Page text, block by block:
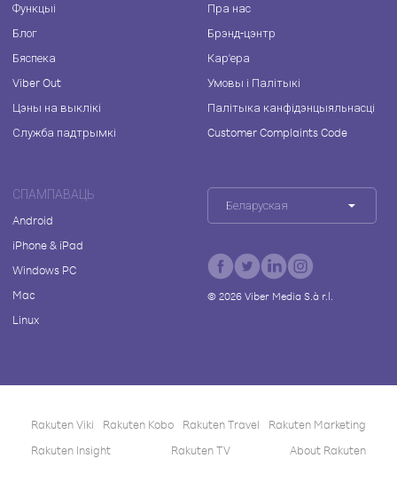
Функцыі
Блог
Бяспека
Viber Out
Цэны на выклікі
Служба падтрымкі
Пра нас
Брэнд-цэнтр
Кар'ера
Умовы і Палітыкі
Палітыка канфідэнцыяльнасці
Customer Complaints Code
СПАМПАВАЦЬ
Android
iPhone & iPad
Windows PC
Mac
Linux
Беларуская
© 2026Viber Media S.à r.l.
Rakuten Viki Rakuten Kobo Rakuten Travel
Rakuten Marketing
Rakuten Insight
Rakuten TV About Rakuten